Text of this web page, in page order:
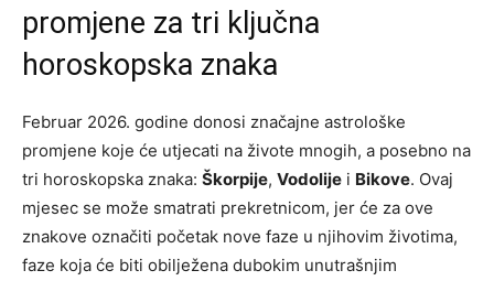
promjene za tri ključna
horoskopska znaka
Februar 2026. godine donosi značajne astrološke
promjene koje će utjecati na živote mnogih, a posebno na
tri horoskopska znaka: Škorpije, Vodolije i Bikove. Ovaj
mjesec se može smatrati prekretnicom, jer će za ove
znakove označiti početak nove faze u njihovim životima,
faze koja će biti obilježena dubokim unutrašnjim